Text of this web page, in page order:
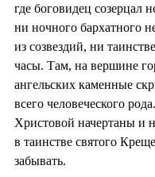
где боговидец созерцал
ни ночного бархатного
из созвездий, ни
часы. Там, на вершине
ангельских каменные
всего человеческого
Христовой начертаны и
в таинстве святого
забывать.